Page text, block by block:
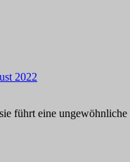
2022
führt eine